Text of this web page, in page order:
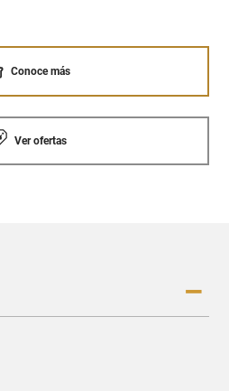
Conoce más
Ver ofertas